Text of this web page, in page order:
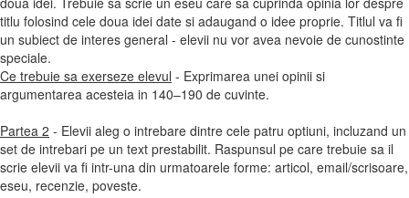
titlu folosind cele doua idei date si adaugand o idee proprie. Titlul va fi
un subiect de interes general - elevii nu vor avea nevoie de cunostinte
speciale.
Ce trebuie sa exerseze elevul - Exprimarea unei opinii si
argumentarea acesteia in 140–190 de cuvinte.
Partea 2 - Elevii aleg o intrebare dintre cele patru optiuni, incluzand un
set de intrebari pe un text prestabilit. Raspunsul pe care trebuie sa il
scrie elevii va fi intr-una din urmatoarele forme: articol, email/scrisoare,
eseu, recenzie, poveste.